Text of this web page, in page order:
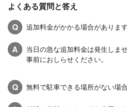
よくある質問と答え
Q
追加料金がかかる場合がありま
A
当日の急な追加料金は発生しま
事前におしらせください。
Q 無料で駐車できる場所がない場